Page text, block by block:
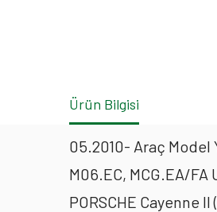
Ürün Bilgisi
05.2010- Araç Model
M06.EC, MCG.EA/
PORSCHE Cayenne